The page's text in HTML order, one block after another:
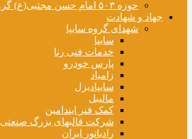
حوزه ۵۰۳ امام حسن مجتبی(ع) گروه سایپا
جهاد و شهادت
شهدای گروه سایپا
سایپا
خدمات فنی رنا
پارس خودرو
زامیاد
سایپادیزل
مالیبل
کمک فنر ایندامین
شرکت قالبهای بزرگ صنعتی
رادیاتور ایران